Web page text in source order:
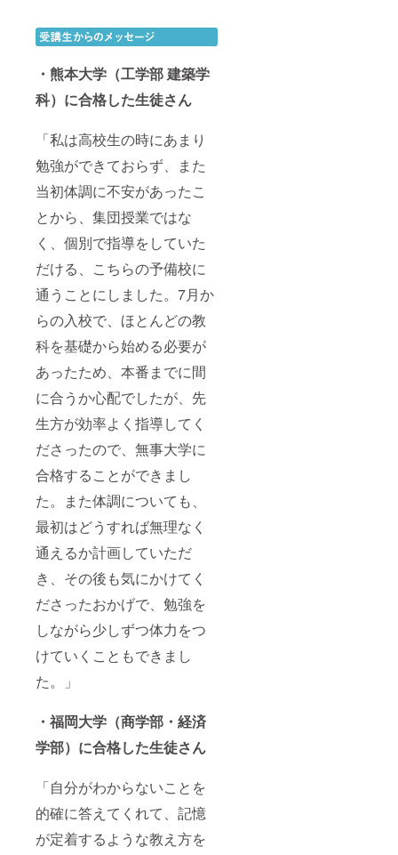
・熊本大学（工学部 建築学
科）に合格した生徒さん
「私は高校生の時にあまり
勉強ができておらず、また
当初体調に不安があったこ
とから、集団授業ではな
く、個別で指導をしていた
だける、こちらの予備校に
通うことにしました。7月か
らの入校で、ほとんどの教
科を基礎から始める必要が
あったため、本番までに間
に合うか心配でしたが、先
生方が効率よく指導してく
ださったので、無事大学に
合格することができまし
た。また体調についても、
最初はどうすれば無理なく
通えるか計画していただ
き、その後も気にかけてく
ださったおかげで、勉強を
しながら少しずつ体力をつ
けていくこともできまし
た。」
・福岡大学（商学部・経済
学部）に合格した生徒さん
「自分がわからないことを
的確に答えてくれて、記憶
が定着するような教え方を